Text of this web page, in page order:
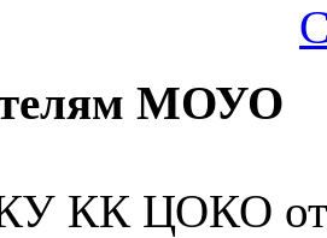
МОУО
КК ЦОКО